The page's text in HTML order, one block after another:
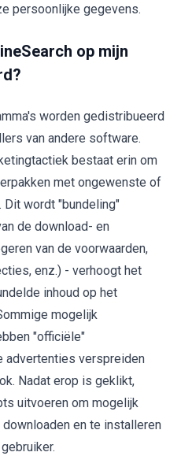
persoonlijke gegevens.
op mijn
worden gedistribueerd
van andere software.
bestaat erin om
met ongewenste of
Dit wordt "bundeling"
de download- en
van de voorwaarden,
enz.) - verhoogt het
inhoud op het
mogelijk
"officiële"
advertenties verspreiden
Nadat erop is geklikt,
uitvoeren om mogelijk
en te installeren